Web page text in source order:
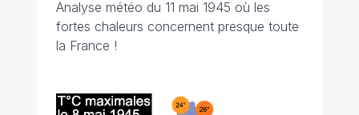
Analyse météo du 11 mai 1945 où les
fortes chaleurs concernent presque toute
la France !